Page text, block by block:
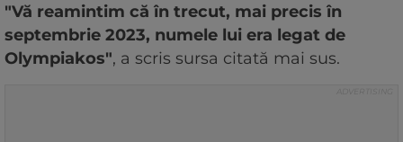
"Vă reamintim că în trecut, mai precis în
septembrie 2023, numele lui era legat de
Olympiakos", a scris sursa citată mai sus.